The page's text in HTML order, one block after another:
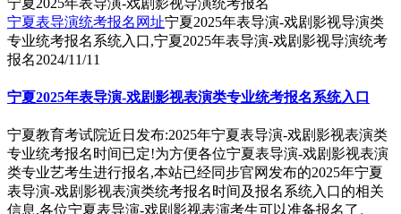
宁夏表导演统考报名网址宁夏2025年表导演-戏剧影视导演类
专业统考报名系统入口,宁夏2025年表导演-戏剧影视导演统考
报名2024/11/11
宁夏2025年表导演-戏剧影视表演类专业统考报名系统入口
宁夏教育考试院近日发布:2025年宁夏表导演-戏剧影视表演类
专业统考报名时间已定!为方便各位宁夏表导演-戏剧影视表演
类专业艺考生进行报名,本站已经同步官网发布的2025年宁夏
表导演-戏剧影视表演类统考报名时间及报名系统入口的相关
信息,各位宁夏表导演-戏剧影视表演考生可以准备报名了。